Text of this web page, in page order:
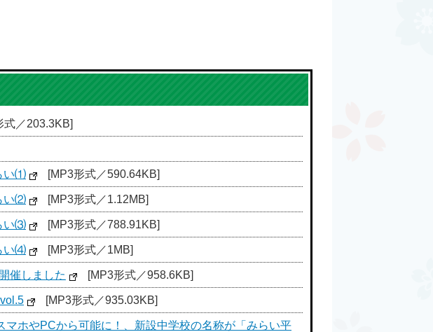
式／203.3KB]
い⑴ [MP3形式／590.64KB]
い⑵ [MP3形式／1.12MB]
い⑶ [MP3形式／788.91KB]
い⑷ [MP3形式／1MB]
催しました [MP3形式／958.6KB]
[MP3形式／935.03KB]
マホやPCから可能に！、新設中学校の名称が「みらい平